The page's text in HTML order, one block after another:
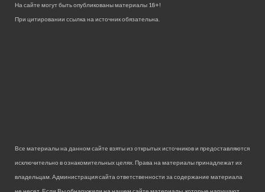
На сайте могут быть опубликованы материалы 18+!
При цитировании ссылка на источник обязательна.
Все материалы на данном сайте взяты из открытых источников и предоставляются
исключительно в ознакомительных целях. Права на материалы принадлежат их
владельцам. Администрация сайта ответственности за содержание материала